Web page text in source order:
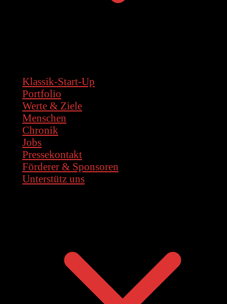
Klassik-Start-Up
Portfolio
Werte & Ziele
Menschen
Chronik
Jobs
Pressekontakt
Förderer & Sponsoren
Unterstütz uns